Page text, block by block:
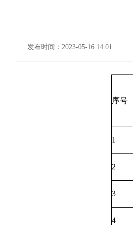
发布时间：2023-05-16 14:01
序号
1
2
3
4